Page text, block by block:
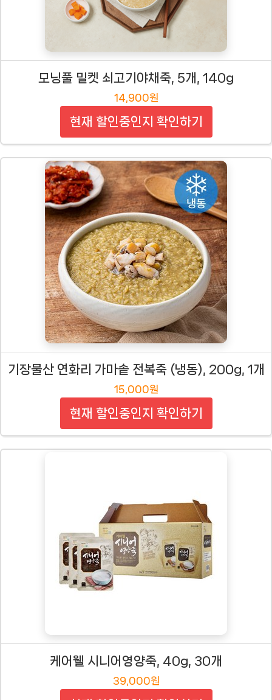
모닝풀 밀켓 쇠고기야채죽, 5개, 140g
14,900원
현재 할인중인지 확인하기
기장물산 연화리 가마솥 전복죽 (냉동), 200g, 1개
15,000원
현재 할인중인지 확인하기
케어웰 시니어영양죽, 40g, 30개
39,000원